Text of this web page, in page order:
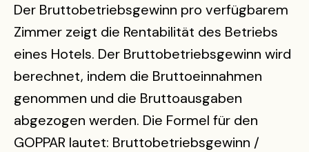
Der Bruttobetriebsgewinn pro verfügbarem
Zimmer zeigt die Rentabilität des Betriebs
eines Hotels. Der Bruttobetriebsgewinn wird
berechnet, indem die Bruttoeinnahmen
genommen und die Bruttoausgaben
abgezogen werden. Die Formel für den
GOPPAR lautet: Bruttobetriebsgewinn /